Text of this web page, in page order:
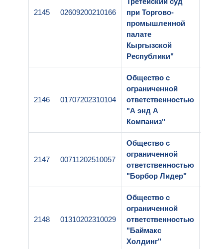
2145 02609200210166
при Торгово-
промышленной
палате
Кыргызской
Республики"
2146 01707202310104
Общество с
ограниченной
ответственностью
"А энд А
Компаниз"
2147 00711202510057
Общество с
ограниченной
ответственностью
"Борбор Лидер"
2148 01310202310029
Общество с
ограниченной
ответственностью
"Баймакс
Холдинг"